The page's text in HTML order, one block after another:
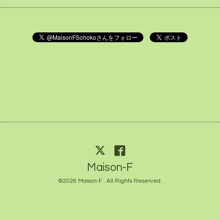
Maison-F
©2026 Maison-F . All Rights Reserved.